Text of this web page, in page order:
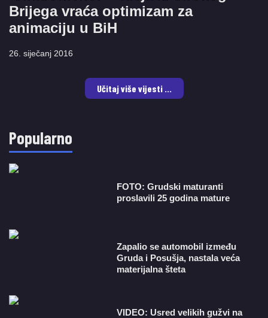
Brijega vraća optimizam za
animaciju u BiH
26. siječanj 2016
Učitaj više vijesti ...
Popularno
FOTO: Grudski maturanti
proslavili 25 godina mature
Zapalio se automobil između
Gruda i Posušja, nastala veća
materijalna šteta
VIDEO: Usred velikih gužvi na